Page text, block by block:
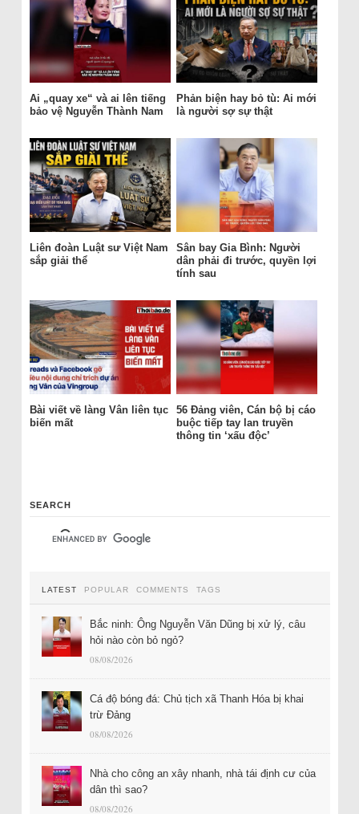
Ai „quay xe“ và ai lên tiếng
bảo vệ Nguyễn Thành Nam
Phản biện hay bỏ tù: Ai mới
là người sợ sự thật
Liên đoàn Luật sư Việt Nam
sắp giải thể
Sân bay Gia Bình: Người
dân phải đi trước, quyền lợi
tính sau
Bài viết về làng Vân liên tục
biến mất
56 Đảng viên, Cán bộ bị cáo
buộc tiếp tay lan truyền
thông tin ‘xấu độc’
SEARCH
LATEST POPULAR COMMENTS TAGS
Bắc ninh: Ông Nguyễn Văn Dũng bị xử lý, câu
hỏi nào còn bỏ ngỏ?
08/08/2026
Cá độ bóng đá: Chủ tịch xã Thanh Hóa bị khai
trừ Đảng
08/08/2026
Nhà cho công an xây nhanh, nhà tái định cư của
dân thì sao?
08/08/2026